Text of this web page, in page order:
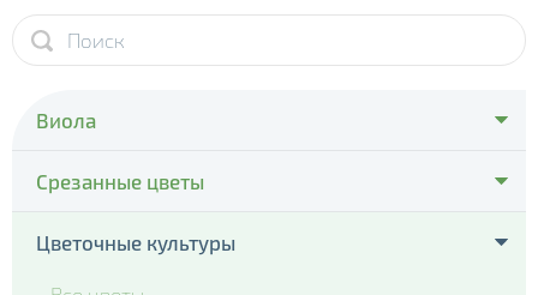
Виола
- Cello Deep Orange
- Colossus Pure Golden Yellow
Срезанные цветы
- Тюльпаны
Цветочные культуры